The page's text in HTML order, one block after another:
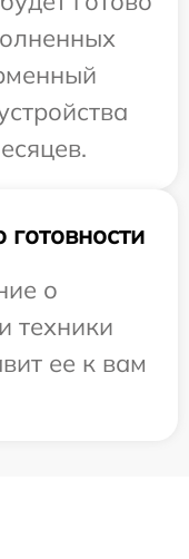
о
техники
ее к вам